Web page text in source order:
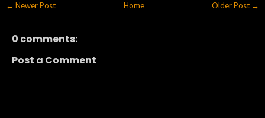
← Newer Post Older Post →
Home
0 comments:
Post a Comment